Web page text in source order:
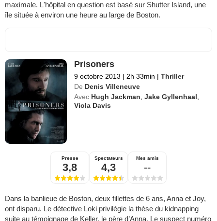
maximale. L'hôpital en question est basé sur Shutter Island, une
île située à environ une heure au large de Boston.
Prisoners
9 octobre 2013 | 2h 33min | Thriller
De Denis Villeneuve
Avec Hugh Jackman,Jake Gyllenhaal,
Viola Davis
Presse
3,8
Spectateurs
4,3
Mes amis
--
Dans la banlieue de Boston, deux fillettes de 6 ans, Anna et Joy,
ont disparu. Le détective Loki privilégie la thèse du kidnapping
suite au témoignage de Keller, le père d’Anna. Le suspect numéro